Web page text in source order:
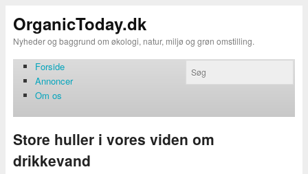
OrganicToday.dk
Nyheder og baggrund om økologi, natur, miljø og grøn omstilling.
Forside
Annoncer
Om os
Store huller i vores viden om
drikkevand